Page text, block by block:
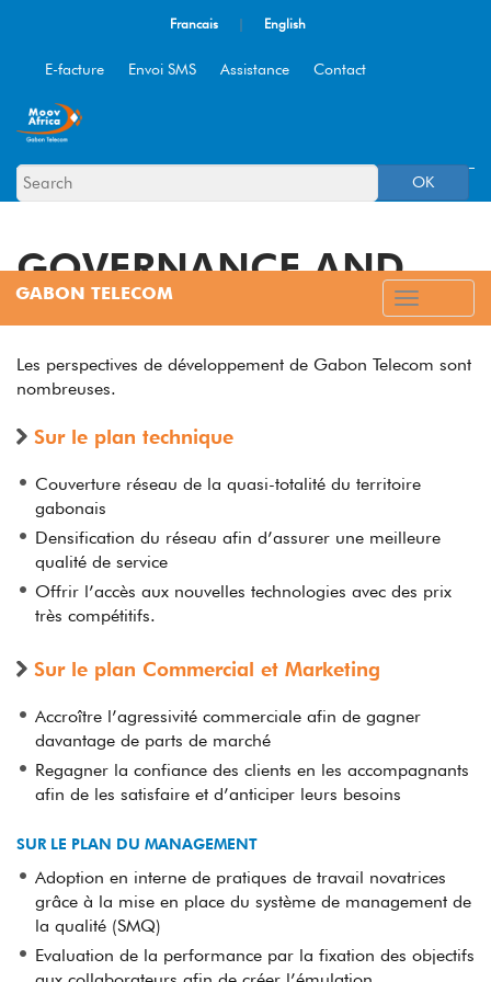
Francais | English
E-facture Envoi SMS Assistance Contact
OK
GOVERNANCE AND
KEYDATES
Les perspectives de développement de Gabon Telecom sont
nombreuses.
Sur le plan technique
Couverture réseau de la quasi-totalité du territoire
gabonais
Densification du réseau afin d’assurer une meilleure
qualité de service
Offrir l’accès aux nouvelles technologies avec des prix
très compétitifs.
Sur le plan Commercial et Marketing
Accroître l’agressivité commerciale afin de gagner
davantage de parts de marché
Regagner la confiance des clients en les accompagnants
afin de les satisfaire et d’anticiper leurs besoins
SUR LE PLAN DU MANAGEMENT
Adoption en interne de pratiques de travail novatrices
grâce à la mise en place du système de management de
la qualité (SMQ)
Evaluation de la performance par la fixation des objectifs